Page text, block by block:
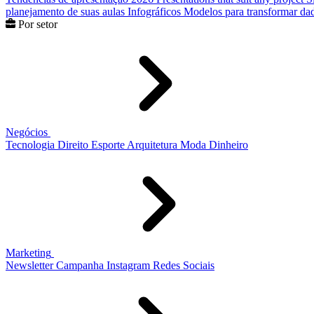
planejamento de suas aulas Infográficos Modelos para transformar
Por setor
Negócios
Tecnologia Direito Esporte Arquitetura Moda Dinheiro
Marketing
Newsletter Campanha Instagram Redes Sociais